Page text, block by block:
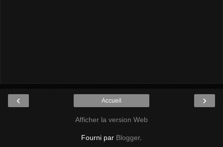
‹ ›
Accueil
Afficher la version Web
Fourni par Blogger.